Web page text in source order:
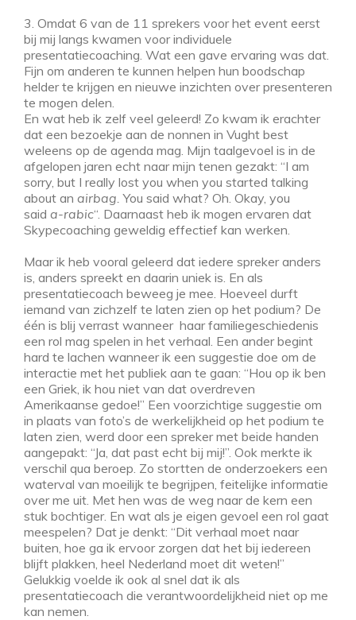
3. Omdat 6 van de 11 sprekers voor het event eerst
bij mij langs kwamen voor individuele
presentatiecoaching. Wat een gave ervaring was dat.
Fijn om anderen te kunnen helpen hun boodschap
helder te krijgen en nieuwe inzichten over presenteren
te mogen delen.
En wat heb ik zelf veel geleerd! Zo kwam ik erachter
dat een bezoekje aan de nonnen in Vught best
weleens op de agenda mag. Mijn taalgevoel is in de
afgelopen jaren echt naar mijn tenen gezakt: “I am
sorry, but I really lost you when you started talking
about an airbag. You said what? Oh. Okay, you
said a-rabic“. Daarnaast heb ik mogen ervaren dat
Skypecoaching geweldig effectief kan werken.
Maar ik heb vooral geleerd dat iedere spreker anders
is, anders spreekt en daarin uniek is. En als
presentatiecoach beweeg je mee. Hoeveel durft
iemand van zichzelf te laten zien op het podium? De
één is blij verrast wanneer haar familiegeschiedenis
een rol mag spelen in het verhaal. Een ander begint
hard te lachen wanneer ik een suggestie doe om de
interactie met het publiek aan te gaan: “Hou op ik ben
een Griek, ik hou niet van dat overdreven
Amerikaanse gedoe!” Een voorzichtige suggestie om
in plaats van foto’s de werkelijkheid op het podium te
laten zien, werd door een spreker met beide handen
aangepakt: “Ja, dat past echt bij mij!”. Ook merkte ik
verschil qua beroep. Zo stortten de onderzoekers een
waterval van moeilijk te begrijpen, feitelijke informatie
over me uit. Met hen was de weg naar de kern een
stuk bochtiger. En wat als je eigen gevoel een rol gaat
meespelen? Dat je denkt: “Dit verhaal moet naar
buiten, hoe ga ik ervoor zorgen dat het bij iedereen
blijft plakken, heel Nederland moet dit weten!”
Gelukkig voelde ik ook al snel dat ik als
presentatiecoach die verantwoordelijkheid niet op me
kan nemen.